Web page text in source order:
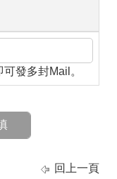
發多封Mail。
回上一頁